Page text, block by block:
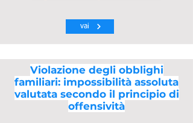
vai
Violazione degli obblighi
familiari: impossibilità assoluta
valutata secondo il principio di
offensività